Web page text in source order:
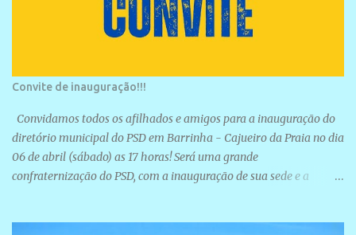
Convite de inauguração!!!
Convidamos todos os afilhados e amigos para a inauguração do
diretório municipal do PSD em Barrinha - Cajueiro da Praia no dia
06 de abril (sábado) as 17 horas! Será uma grande
confraternização do PSD, com a inauguração de sua sede e a